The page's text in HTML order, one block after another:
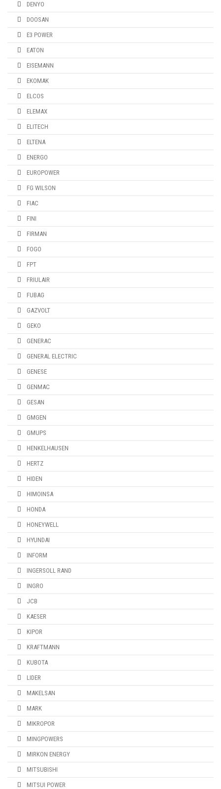
DENYO
DOOSAN
E3 POWER
EATON
EISEMANN
EKOMAK
ELCOS
ELEMAX
ELITECH
ELTENA
ENERGO
EUROPOWER
FG WILSON
FIAC
FINI
FIRMAN
FOGO
FPT
FRIULAIR
FUBAG
GAZVOLT
GEKO
GENERAC
GENERAL ELECTRIC
GENESE
GENMAC
GESAN
GMGEN
GMUPS
HENKELHAUSEN
HERTZ
HIDEN
HIMOINSA
HONDA
HONEYWELL
HYUNDAI
INFORM
INGERSOLL RAND
INGRO
JCB
KAESER
KIPOR
KRAFTMANN
KUBOTA
LIDER
MAKELSAN
MARK
MIKROPOR
MINGPOWERS
MIRKON ENERGY
MITSUBISHI
MITSUI POWER